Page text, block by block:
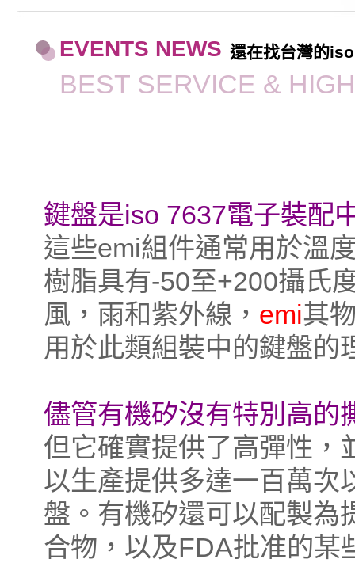
EVENTS NEWS 還在找台灣的
BEST SERVICE &
鍵盤是iso 7637電子裝配
這些emi組件通常用於溫
樹脂具有-50至+200攝氏
風，雨和紫外線， emi其
用於此類組裝中的鍵盤的
儘管有機矽沒有特別高的
但它確實提供了高彈性，
以生產提供多達一百萬次
盤。有機矽還可以配製為
合物，以及FDA批准的某